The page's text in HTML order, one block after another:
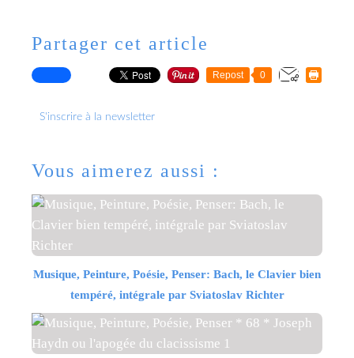
Partager cet article
Repost 0
S'inscrire à la newsletter
Vous aimerez aussi :
Musique, Peinture, Poésie, Penser: Bach, le Clavier bien
tempéré, intégrale par Sviatoslav Richter